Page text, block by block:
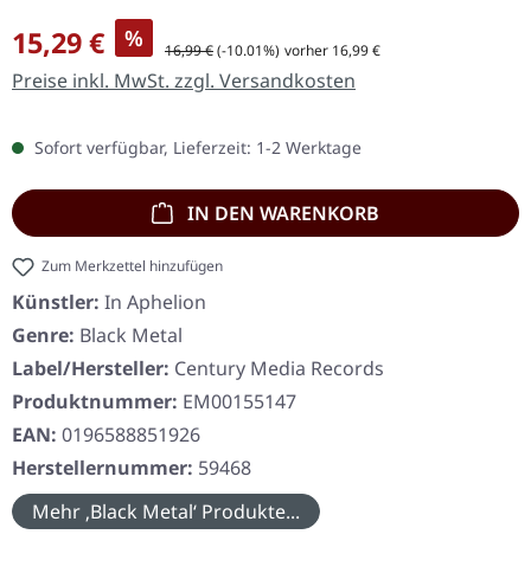
Verkaufspreis:
15,29 € % Regulärer Preis:
16,99 €(-10.01%) vorher 16,99 €
Preise inkl. MwSt. zzgl. Versandkosten
Sofort verfügbar, Lieferzeit: 1-2 Werktage
IN DEN WARENKORB
Zum Merkzettel hinzufügen
Künstler: In Aphelion
Genre: Black Metal
Label/Hersteller: Century Media Records
Produktnummer: EM00155147
EAN: 0196588851926
Herstellernummer: 59468
Mehr ‚Black Metal‘ Produkte...